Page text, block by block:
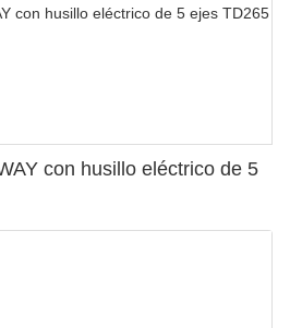
con husillo eléctrico de 5